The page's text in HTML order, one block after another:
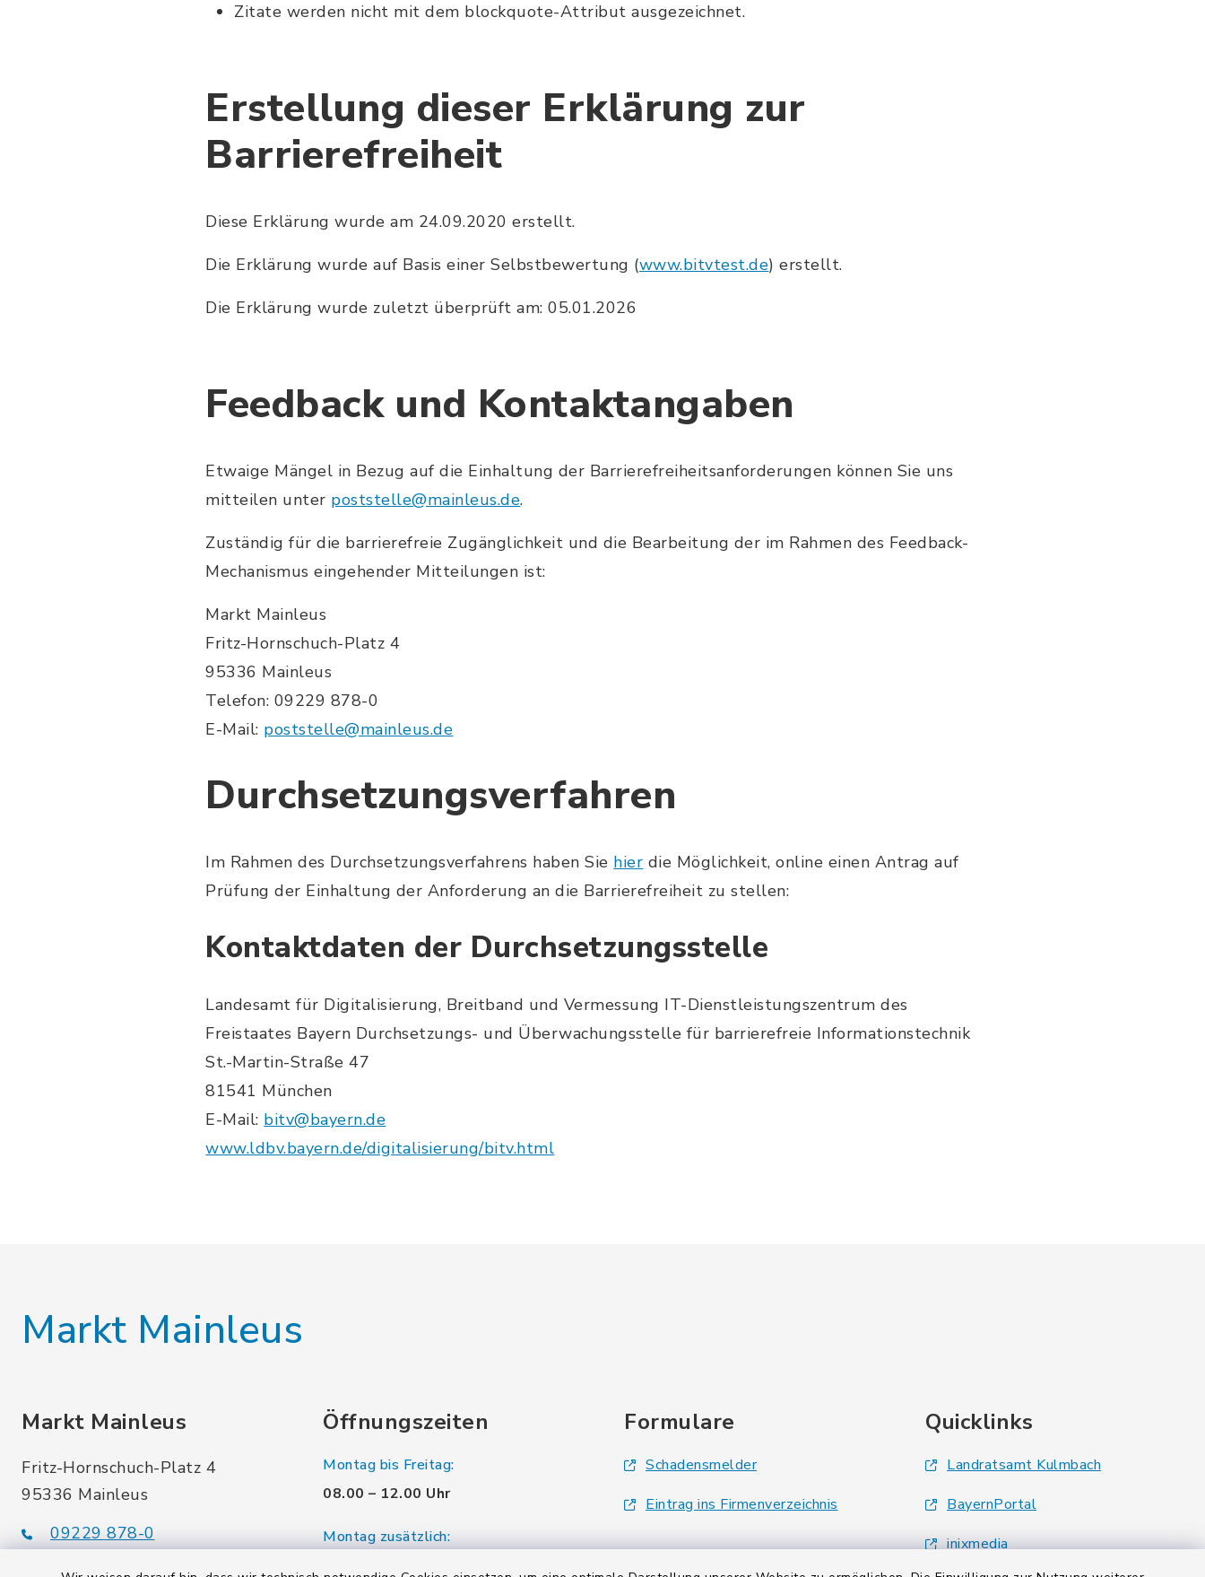
Zitate werden nicht mit dem blockquote-Attribut ausgezeichnet.
Erstellung dieser Erklärung zur
Barrierefreiheit
Diese Erklärung wurde am 24.09.2020 erstellt.
Die Erklärung wurde auf Basis einer Selbstbewertung (www.bitvtest.de) erstellt.
Die Erklärung wurde zuletzt überprüft am: 05.01.2026
Feedback und Kontaktangaben
Etwaige Mängel in Bezug auf die Einhaltung der Barrierefreiheitsanforderungen können Sie uns
mitteilen unter poststelle@mainleus.de.
Zuständig für die barrierefreie Zugänglichkeit und die Bearbeitung der im Rahmen des Feedback-
Mechanismus eingehender Mitteilungen ist:
Markt Mainleus
Fritz-Hornschuch-Platz 4
95336 Mainleus
Telefon: 09229 878-0
E-Mail: poststelle@mainleus.de
Durchsetzungsverfahren
Im Rahmen des Durchsetzungsverfahrens haben Sie hier die Möglichkeit, online einen Antrag auf
Prüfung der Einhaltung der Anforderung an die Barrierefreiheit zu stellen:
Kontaktdaten der Durchsetzungsstelle
Landesamt für Digitalisierung, Breitband und Vermessung IT-Dienstleistungszentrum des
Freistaates Bayern Durchsetzungs- und Überwachungsstelle für barrierefreie Informationstechnik
St.-Martin-Straße 47
81541 München
E-Mail: bitv@bayern.de
www.ldbv.bayern.de/digitalisierung/bitv.html
Markt Mainleus
Markt Mainleus
Fritz-Hornschuch-Platz 4
95336 Mainleus
09229 878-0
Öffnungszeiten
Montag bis Freitag:
08.00 – 12.00 Uhr
Montag zusätzlich:
Formulare
Schadensmelder
Eintrag ins Firmenverzeichnis
Quicklinks
Landratsamt Kulmbach
BayernPortal
inixmedia